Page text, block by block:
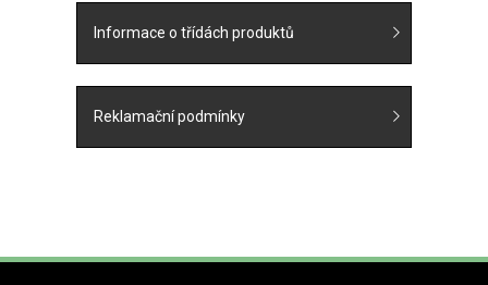
Informace o třídách produktů
Reklamační podmínky